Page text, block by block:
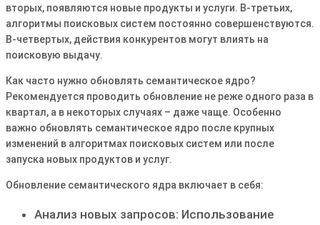
вторых, появляются новые продукты и услуги․ В-третьих,
алгоритмы поисковых систем постоянно совершенствуются․
В-четвертых, действия конкурентов могут влиять на
поисковую выдачу․
Как часто нужно обновлять семантическое ядро?
Рекомендуется проводить обновление не реже одного раза в
квартал, а в некоторых случаях – даже чаще․ Особенно
важно обновлять семантическое ядро после крупных
изменений в алгоритмах поисковых систем или после
запуска новых продуктов и услуг․
Обновление семантического ядра включает в себя:
Анализ новых запросов: Использование